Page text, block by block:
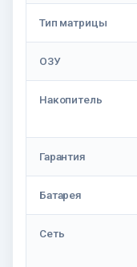
Тип матрицы
ОЗУ
Накопитель
Гарантия
Батарея
Сеть